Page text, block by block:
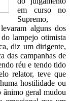
em curso no
Supremo,
alguns dos
lampejo otimista
diz um dirigente,
das campanhas de
réu e tendo tido
relator, teve que
hostilidade ou
ânimo geral mudou